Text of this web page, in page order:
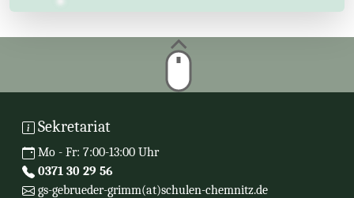
Sekretariat
Mo - Fr: 7:00-13:00 Uhr
0371 30 29 56
gs-gebrueder-grimm(at)schulen-chemnitz.de